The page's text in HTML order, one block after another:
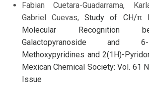
Fabian Cuetara-Guadarrama,
Gabriel Cuevas,Study of CH/π
Molecular Recognition
Galactopyranoside and
Methoxypyridines and 2(1H)-
Mexican Chemical Society: Vol. 61
Issue